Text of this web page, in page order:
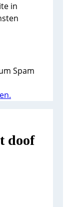
in
Spam
doof